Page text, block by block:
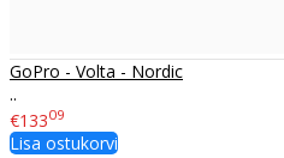
GoPro - Volta - Nordic
..
€13309
Lisa ostukorvi